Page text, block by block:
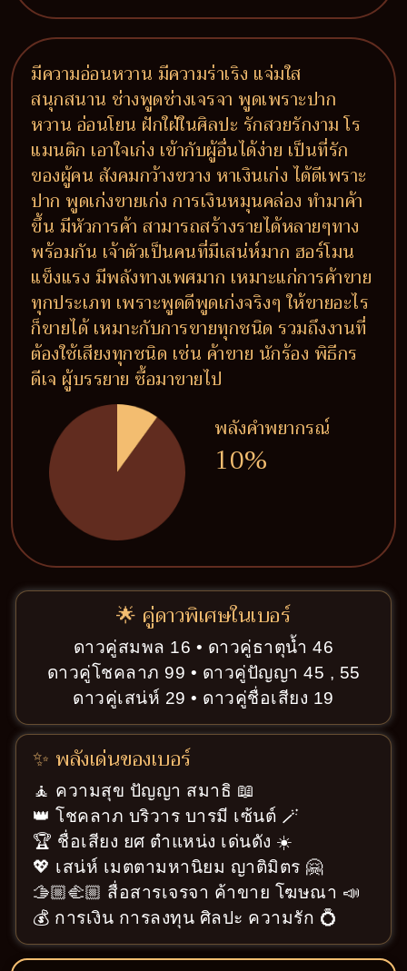
มีความอ่อนหวาน มีความร่าเริง แจ่มใส
สนุกสนาน ช่างพูดช่างเจรจา พูดเพราะปาก
หวาน อ่อนโยน ฝักใฝ่ในศิลปะ รักสวยรักงาม โร
แมนติก เอาใจเก่ง เข้ากับผู้อื่นได้ง่าย เป็นที่รัก
ของผู้คน สังคมกว้างขวาง หาเงินเก่ง ได้ดีเพราะ
ปาก พูดเก่งขายเก่ง การเงินหมุนคล่อง ทำมาค้า
ขึ้น มีหัวการค้า สามารถสร้างรายได้หลายๆทาง
พร้อมกัน เจ้าตัวเป็นคนที่มีเสน่ห์มาก ฮอร์โมน
แข็งแรง มีพลังทางเพศมาก เหมาะแก่การค้าขาย
ทุกประเภท เพราะพูดดีพูดเก่งจริงๆ ให้ขายอะไร
ก็ขายได้ เหมาะกับการขายทุกชนิด รวมถึงงานที่
ต้องใช้เสียงทุกชนิด เช่น ค้าขาย นักร้อง พิธีกร
ดีเจ ผู้บรรยาย ซื้อมาขายไป
พลังคำพยากรณ์
10%
🌟 คู่ดาวพิเศษในเบอร์
ดาวคู่สมพล 16 • ดาวคู่ธาตุน้ำ 46
ดาวคู่โชคลาภ 99 • ดาวคู่ปัญญา 45 , 55
ดาวคู่เสน่ห์ 29 • ดาวคู่ชื่อเสียง 19
✨ พลังเด่นของเบอร์
🧘 ความสุข ปัญญา สมาธิ 📖
👑 โชคลาภ บริวาร บารมี เซ้นต์ 🪄
🏆 ชื่อเสียง ยศ ตำแหน่ง เด่นดัง ☀️
💖 เสน่ห์ เมตตามหานิยม ญาติมิตร 🤗
🫱🏼‍🫲🏼 สื่อสารเจรจา ค้าขาย โฆษณา 📣
💰 การเงิน การลงทุน ศิลปะ ความรัก 💍